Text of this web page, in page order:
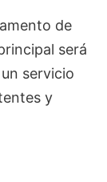
de
será
servicio
y